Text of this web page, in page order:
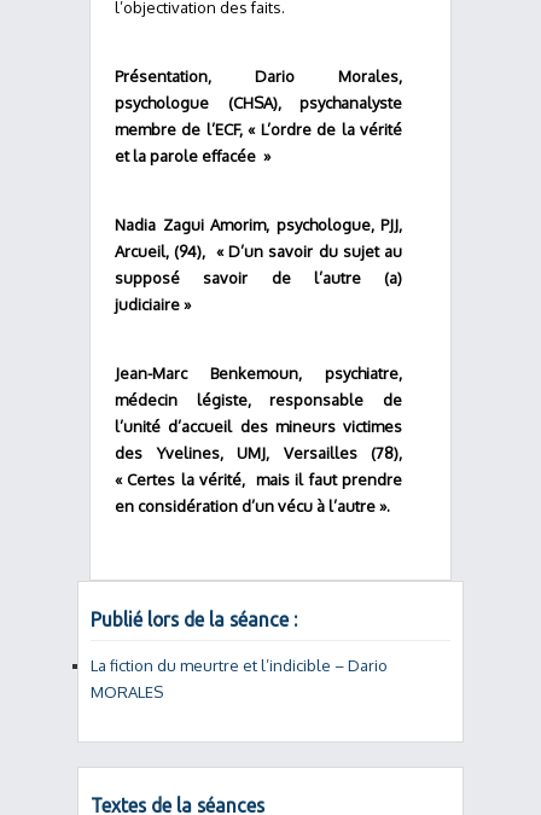
l’objectivation des faits.
Présentation, Dario Morales,
psychologue (CHSA), psychanalyste
membre de l’ECF, « L’ordre de la vérité
et la parole effacée »
Nadia Zagui Amorim, psychologue, PJJ,
Arcueil, (94), « D’un savoir du sujet au
supposé savoir de l’autre (a)
judiciaire »
Jean-Marc Benkemoun, psychiatre,
médecin légiste, responsable de
l’unité d’accueil des mineurs victimes
des Yvelines, UMJ, Versailles (78),
« Certes la vérité, mais il faut prendre
en considération d’un vécu à l’autre ».
Publié lors de la séance :
La fiction du meurtre et l’indicible – Dario
MORALES
Textes de la séances